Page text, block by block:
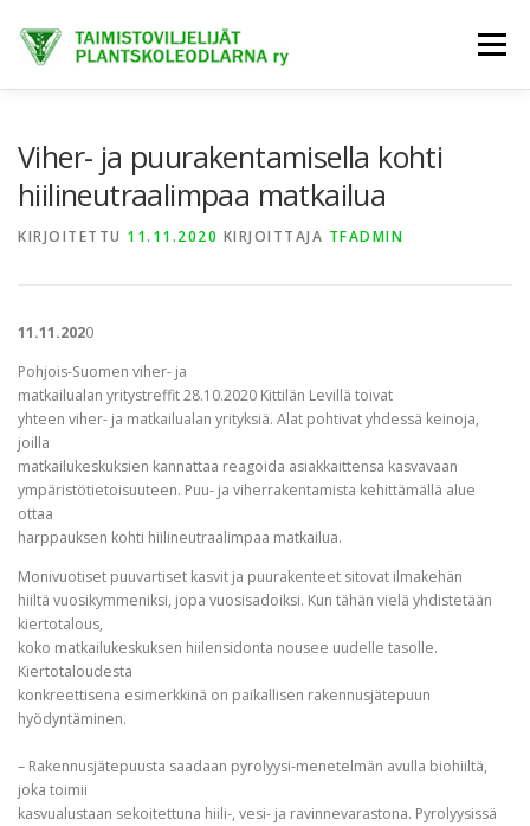
sisältöön
Valikko
Viher- ja puurakentamisella kohti
hiilineutraalimpaa matkailua
KIRJOITETTU 11.11.2020 KIRJOITTAJA TFADMIN
11.11.2020
Pohjois-Suomen viher- ja
matkailualan yritystreffit 28.10.2020 Kittilän Levillä toivat
yhteen viher- ja matkailualan yrityksiä. Alat pohtivat yhdessä keinoja,
joilla
matkailukeskuksien kannattaa reagoida asiakkaittensa kasvavaan
ympäristötietoisuuteen. Puu- ja viherrakentamista kehittämällä alue
ottaa
harppauksen kohti hiilineutraalimpaa matkailua.
Monivuotiset puuvartiset kasvit ja puurakenteet sitovat ilmakehän
hiiltä vuosikymmeniksi, jopa vuosisadoiksi. Kun tähän vielä yhdistetään
kiertotalous,
koko matkailukeskuksen hiilensidonta nousee uudelle tasolle.
Kiertotaloudesta
konkreettisena esimerkkinä on paikallisen rakennusjätepuun
hyödyntäminen.
– Rakennusjätepuusta saadaan pyrolyysi-menetelmän avulla biohiiltä,
joka toimii
kasvualustaan sekoitettuna hiili-, vesi- ja ravinnevarastona. Pyrolyysissä